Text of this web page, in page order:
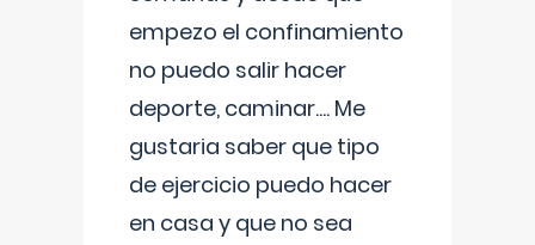
empezo el confinamiento
no puedo salir hacer
deporte, caminar.... Me
gustaria saber que tipo
de ejercicio puedo hacer
en casa y que no sea